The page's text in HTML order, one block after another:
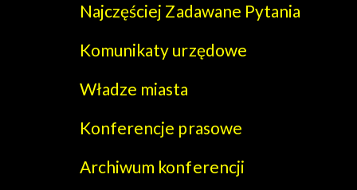
Najczęściej Zadawane Pytania
Komunikaty urzędowe
Władze miasta
Konferencje prasowe
Archiwum konferencji